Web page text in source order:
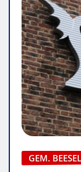
GEM. BEESEL